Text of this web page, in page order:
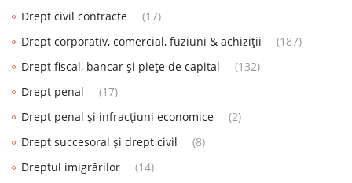
Drept civil contracte
(17)
Drept corporativ, comercial, fuziuni & achiziții
(187)
Drept fiscal, bancar și piețe de capital
(132)
Drept penal
(17)
Drept penal și infracțiuni economice
(2)
Drept succesoral și drept civil
(8)
Dreptul imigrărilor
(14)